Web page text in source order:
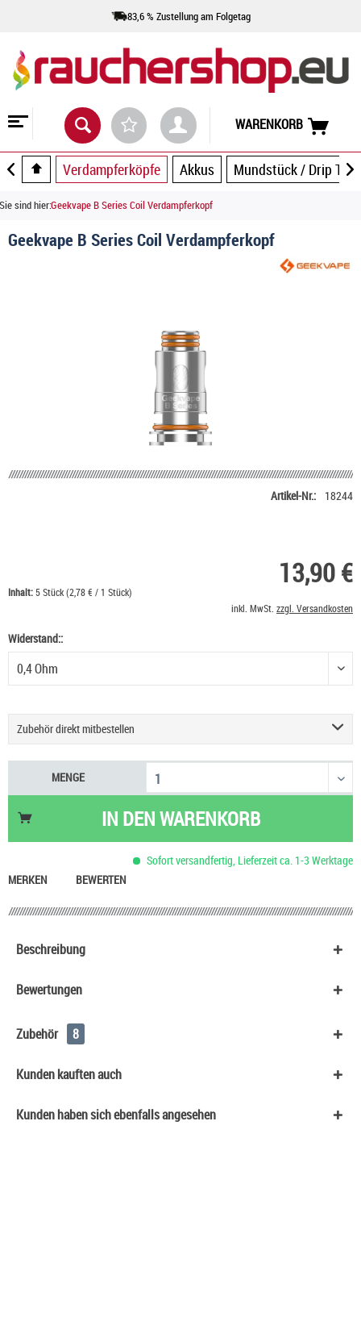
83,6 % Zustellung am Folgetag
WARENKORB
Verdampferköpfe Akkus Mundstück / Drip Tip
Sie sind hier:Geekvape B Series Coil Verdampferkopf
Geekvape B Series Coil Verdampferkopf
Artikel-Nr.: 18244
13,90 €
Inhalt:5 Stück (2,78 € / 1 Stück)
inkl. MwSt. zzgl. Versandkosten
Widerstand::
Zubehör direkt mitbestellen
GeekVape Aegis Force Kit 80W
39,90 €
Geekvape Aegis Force Pod Tank Ersatzpod
11,90 €
Geekvape Aegis Boost 2 Ersatzpod
Geekvape Aegis Mini 5 mit Z Nano 3 Verdampfer Kit
59,90 €
MENGE
IN DENWARENKORB
Sofort versandfertig, Lieferzeit ca. 1-3 Werktage
MERKEN
BEWERTEN
Beschreibung
Bewertungen
Zubehör 8
Kunden kauften auch
Kunden haben sich ebenfalls angesehen